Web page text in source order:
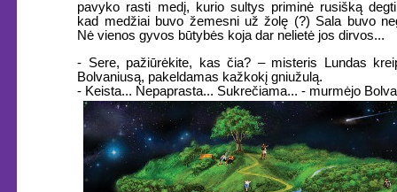
pavyko rasti medį, kurio sultys priminė rusišką
kad medžiai buvo žemesni už žolę (?) Sala buvo
Nė vienos gyvos būtybės koja dar nelietė jos dirvos...
- Sere, pažiūrėkite, kas čia? – misteris Lundas
Bolvaniusą, pakeldamas kažkokį gniužulą.
- Keista... Nepaprasta... Sukrečiama... - murmėjo